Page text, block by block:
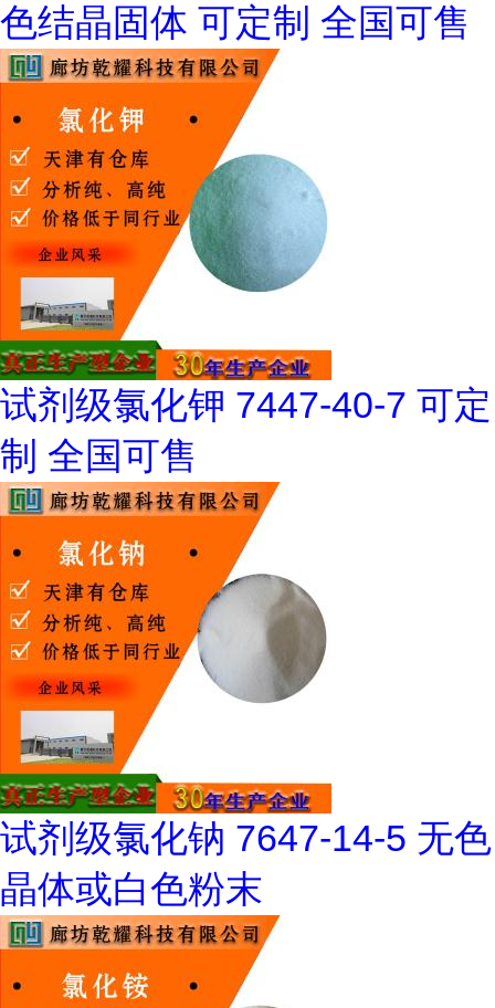
色结晶固体 可定制 全国可售
试剂级氯化钾 7447-40-7 可定
制 全国可售
试剂级氯化钠 7647-14-5 无色
晶体或白色粉末